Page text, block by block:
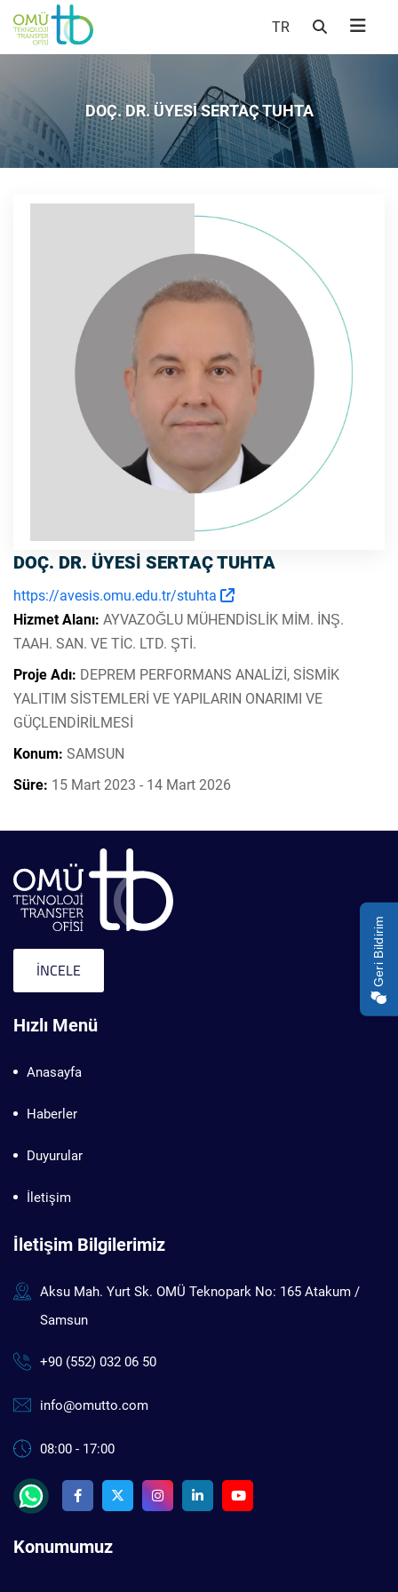
Geri Bildirim
TR
DOÇ. DR. ÜYESİ SERTAÇ TUHTA
DOÇ. DR. ÜYESİ SERTAÇ TUHTA
https://avesis.omu.edu.tr/stuhta
Hizmet Alanı: AYVAZOĞLU MÜHENDİSLİK MİM. İNŞ.
TAAH. SAN. VE TİC. LTD. ŞTİ.
Proje Adı: DEPREM PERFORMANS ANALİZİ, SİSMİK
YALITIM SİSTEMLERİ VE YAPILARIN ONARIMI VE
GÜÇLENDİRİLMESİ
Konum: SAMSUN
Süre: 15 Mart 2023 - 14 Mart 2026
İNCELE
Hızlı Menü
Anasayfa
Haberler
Duyurular
İletişim
İletişim Bilgilerimiz
Aksu Mah. Yurt Sk. OMÜ Teknopark No: 165 Atakum /
Samsun
+90 (552) 032 06 50
info@omutto.com
08:00 - 17:00
Konumumuz